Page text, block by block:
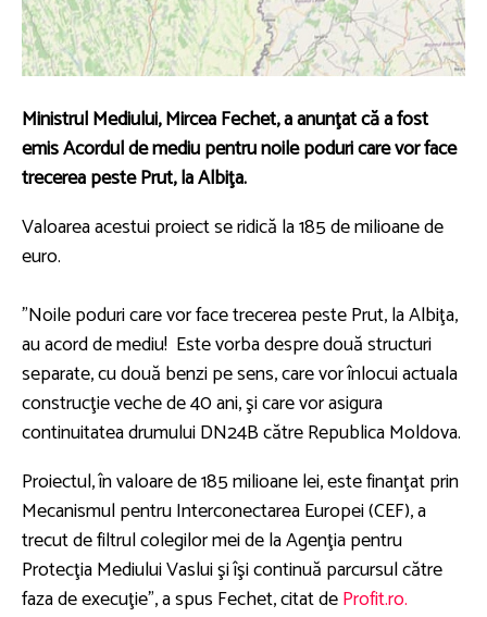
Ministrul Mediului, Mircea Fechet, a anunţat că a fost
emis Acordul de mediu pentru noile poduri care vor face
trecerea peste Prut, la Albiţa.
Valoarea acestui proiect se ridică la 185 de milioane de
euro.
”Noile poduri care vor face trecerea peste Prut, la Albiţa,
au acord de mediu! Este vorba despre două structuri
separate, cu două benzi pe sens, care vor înlocui actuala
construcţie veche de 40 ani, şi care vor asigura
continuitatea drumului DN24B către Republica Moldova.
Proiectul, în valoare de 185 milioane lei, este finanţat prin
Mecanismul pentru Interconectarea Europei (CEF), a
trecut de filtrul colegilor mei de la Agenţia pentru
Protecţia Mediului Vaslui şi îşi continuă parcursul către
faza de execuţie”, a spus Fechet, citat deProfit.ro.